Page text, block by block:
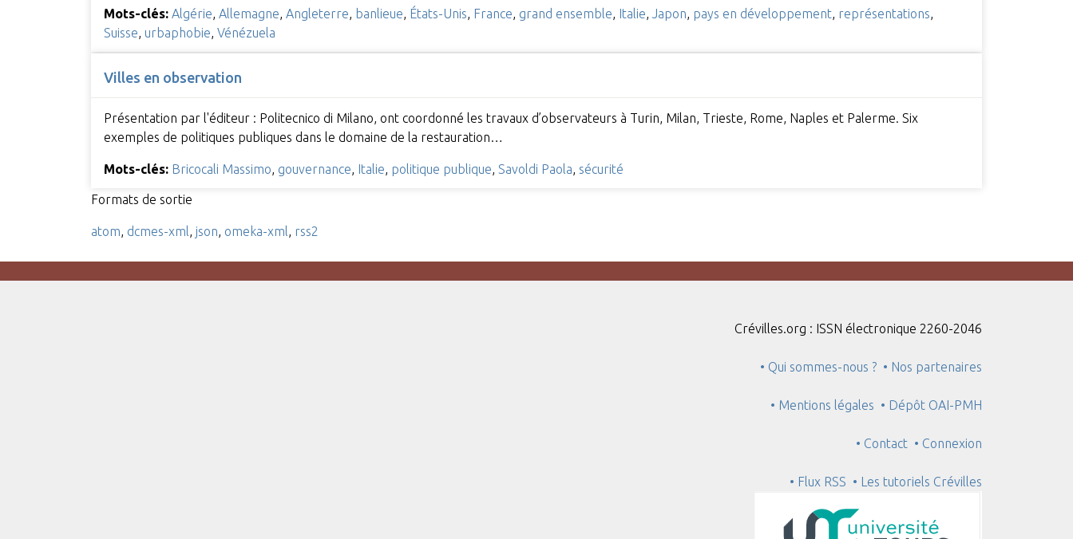
Mots-clés: Algérie, Allemagne, Angleterre, banlieue, États-Unis, France, grand ensemble, Italie, Japon, pays en développement, représentations,
Suisse, urbaphobie, Vénézuela
Villes en observation
Présentation par l'éditeur : Politecnico di Milano, ont coordonné les travaux d’observateurs à Turin, Milan, Trieste, Rome, Naples et Palerme. Six
exemples de politiques publiques dans le domaine de la restauration…
Mots-clés: Bricocali Massimo, gouvernance, Italie, politique publique, Savoldi Paola, sécurité
Formats de sortie
atom, dcmes-xml, json, omeka-xml, rss2
Crévilles.org : ISSN électronique 2260-2046
• Qui sommes-nous ? • Nos partenaires
• Mentions légales • Dépôt OAI-PMH
• Contact • Connexion
• Flux RSS • Les tutoriels Crévilles